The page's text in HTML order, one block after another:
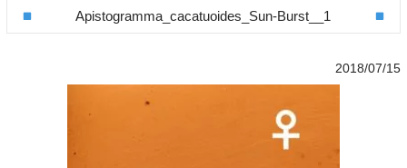
Apistogramma_cacatuoides_Sun-Burst__1
2018/07/15